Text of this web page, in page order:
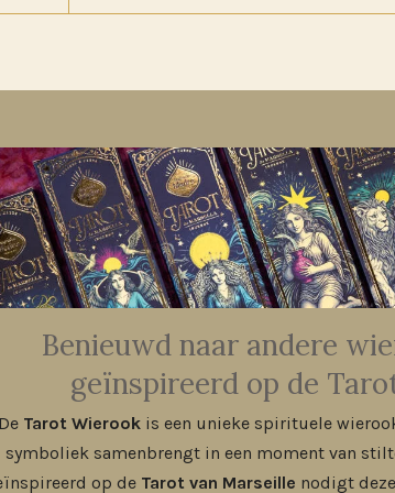
Benieuwd naar andere
geïnspireerd op de
Tarot Wierook is een unieke spirituele
symboliek samenbrengt in een moment van
op de Tarot van Marseille nodigt